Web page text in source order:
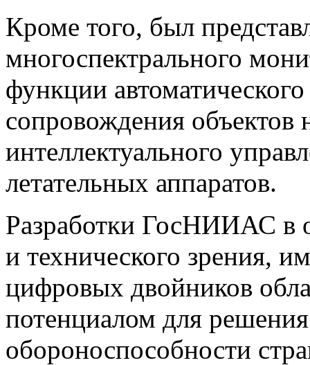
Кроме того, был
многоспектрального
функции
сопровождения объектов
интеллектуального
летательных аппаратов.
Разработки ГосНИИАС в
и технического зрения,
цифровых двойников
потенциалом для
обороноспособности